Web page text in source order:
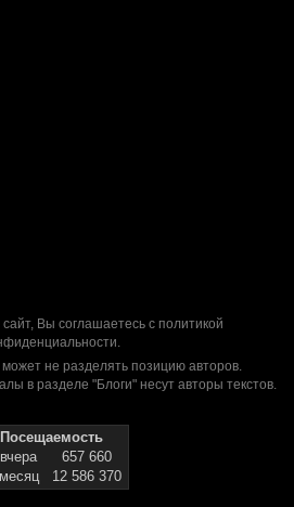
Вы соглашаетесь с политикой
.
не разделять позицию авторов.
в разделе "Блоги" несут авторы текстов.
Посещаемость
657 660
12 586 370